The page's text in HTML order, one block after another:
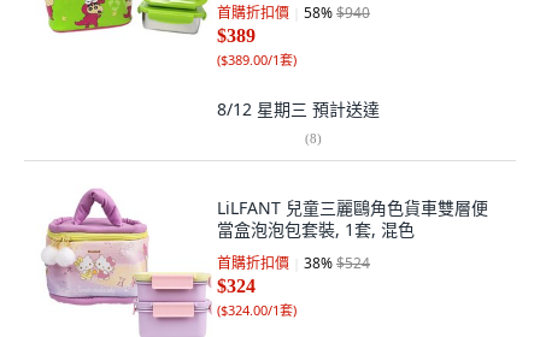
首購折扣價 58%$940
$389
($389.00/1套)
8/12 星期三 預計送達
(8)
LiLFANT 兒童三麗鷗角色貨車雙層便
當盒泡泡包套裝, 1套, 混色
首購折扣價 38%$524
$324
($324.00/1套)